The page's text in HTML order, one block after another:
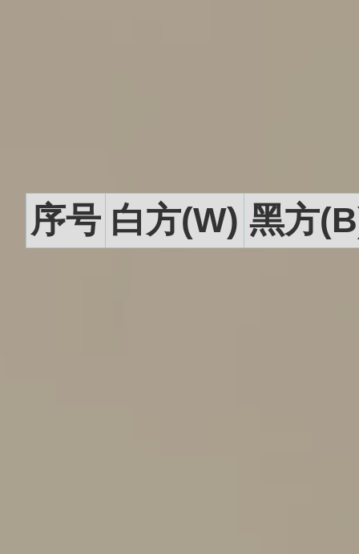
序号 白方(W) 黑方